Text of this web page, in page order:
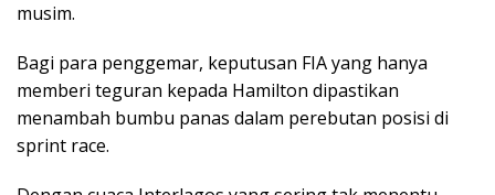
musim.
Bagi para penggemar, keputusan FIA yang hanya
memberi teguran kepada Hamilton dipastikan
menambah bumbu panas dalam perebutan posisi di
sprint race.